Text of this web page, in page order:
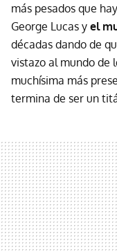
más pesados que
George Lucas y el
décadas dando de
vistazo al mundo de
muchísima más
termina de ser un